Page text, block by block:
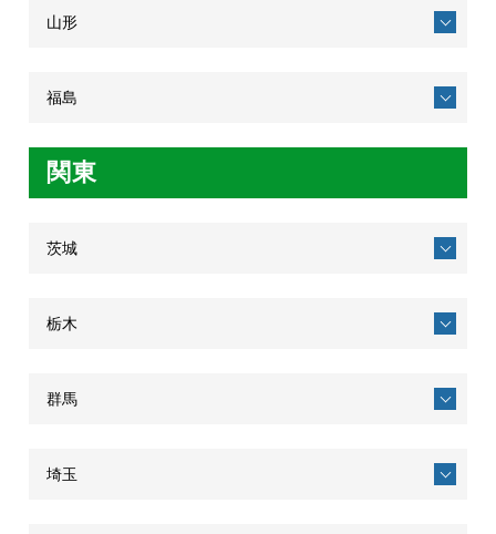
山形
福島
関東
茨城
栃木
群馬
埼玉